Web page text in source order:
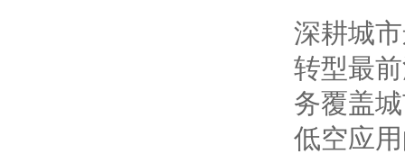
深耕城
转型最
务覆盖
低空应